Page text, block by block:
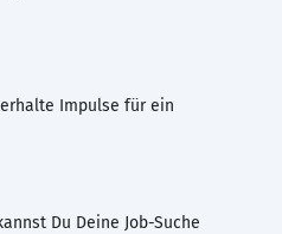
Impulse für ein
Du Deine Job-Suche